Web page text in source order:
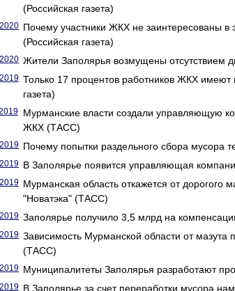
(Российская газета)
Почему участники ЖКХ не заинтересованы
(Российская газета)
Жители Заполярья возмущены отсутствием
Только 17 процентов работников ЖКХ
газета)
Мурманские власти создали управляющую
ЖКХ (ТАСС)
Почему попытки раздельного сбора мусора
В Заполярье появится управляющая
Мурманская область откажется от дорогого
"Новатэка" (ТАСС)
Заполярье получило 3,5 млрд на
Зависимость Мурманской области от мазута
(ТАСС)
Муниципалитеты Заполярья разработают
В Заполярье за счет переработки мусора